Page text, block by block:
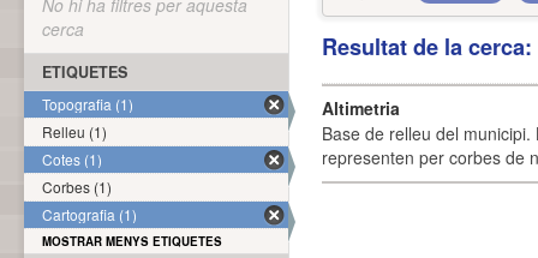
Resultat de la
Altimetria
Base de relleu del
representen per corbes de
No hi ha filtres per aquesta
cerca
ETIQUETES
Topografia (1)
Relleu (1)
Cotes (1)
Corbes (1)
Cartografia (1)
MOSTRAR MENYS ETIQUETES